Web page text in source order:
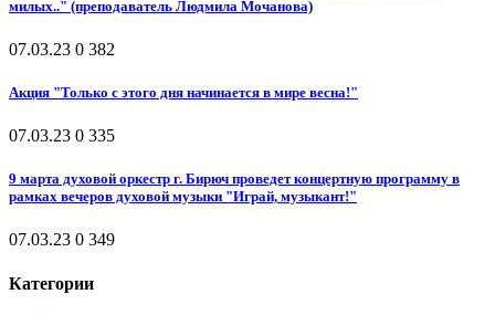
милых.." (преподаватель Людмила Мочанова)
07.03.23 0 382
Акция "Только с этого дня начинается в мире весна!"
07.03.23 0 335
9 марта духовой оркестр г. Бирюч проведет концертную программу в
рамках вечеров духовой музыки "Играй, музыкант!"
07.03.23 0 349
Категории